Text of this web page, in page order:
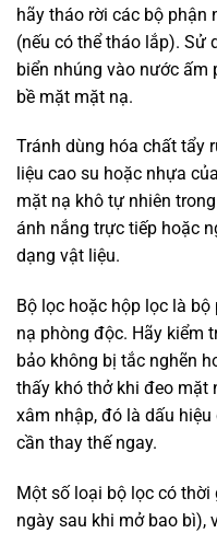
hãy tháo rời các bộ phận
(nếu có thể tháo lắp). Sử
biển nhúng vào nước ấm
bề mặt mặt nạ.
Tránh dùng hóa chất tẩy
liệu cao su hoặc nhựa
mặt nạ khô tự nhiên
ánh nắng trực tiếp hoặc
dạng vật liệu.
Bộ lọc hoặc hộp lọc là
nạ phòng độc. Hãy kiểm
bảo không bị tắc nghẽn
thấy khó thở khi đeo mặt
xâm nhập, đó là dấu
cần thay thế ngay.
Một số loại bộ lọc có
ngày sau khi mở bao bì),